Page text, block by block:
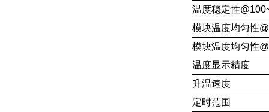
温度稳定性
模块温度均匀性
模块温度均匀性
温度显示精度
升温速度
定时范围